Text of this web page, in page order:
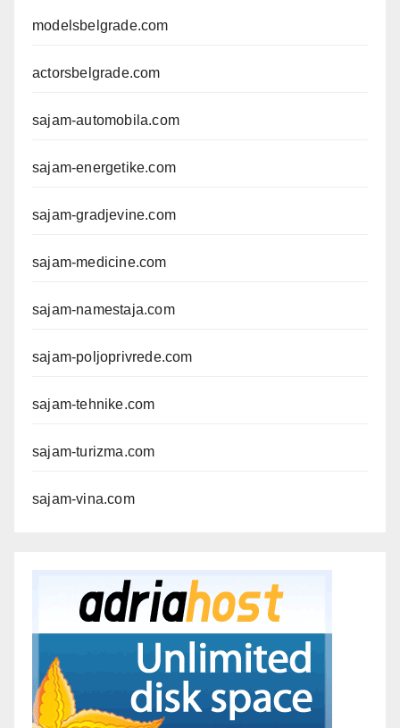
modelsbelgrade.com
actorsbelgrade.com
sajam-automobila.com
sajam-energetike.com
sajam-gradjevine.com
sajam-medicine.com
sajam-namestaja.com
sajam-poljoprivrede.com
sajam-tehnike.com
sajam-turizma.com
sajam-vina.com